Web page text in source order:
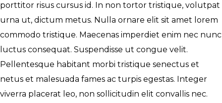
porttitor risus cursus id. In non tortor tristique, volutpat
urna ut, dictum metus. Nulla ornare elit sit amet lorem
commodo tristique. Maecenas imperdiet enim nec nunc
luctus consequat. Suspendisse ut congue velit.
Pellentesque habitant morbi tristique senectus et
netus et malesuada fames ac turpis egestas. Integer
viverra placerat leo, non sollicitudin elit convallis nec.